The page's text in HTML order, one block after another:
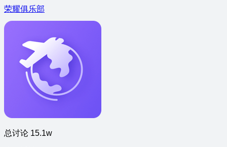
荣耀俱乐部
总讨论 15.1w